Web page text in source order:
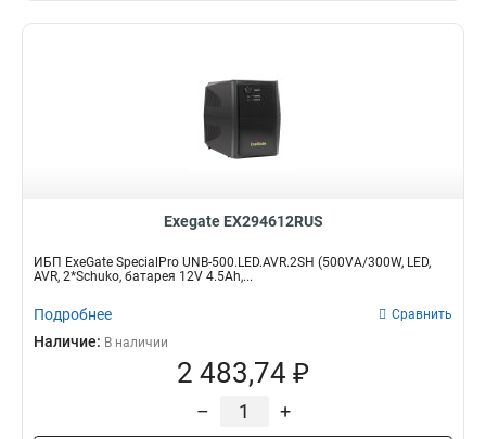
Exegate EX294612RUS
ИБП ExeGate SpecialPro UNB-500.LED.AVR.2SH (500VA/300W, LED,
AVR, 2*Schuko, батарея 12V 4.5Ah,...
Подробнее Сравнить
Наличие: В наличии
2 483,74 ₽
– +